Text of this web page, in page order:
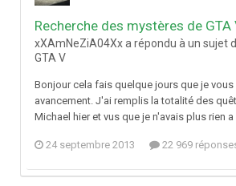
Recherche des mystères de GTA
xXAmNeZiA04Xx a répondu à un sujet
GTA V
Bonjour cela fais quelque jours que je
avancement. J'ai remplis la totalité des
Michael hier et vus que je n'avais plus rien
24 septembre 2013 22 969